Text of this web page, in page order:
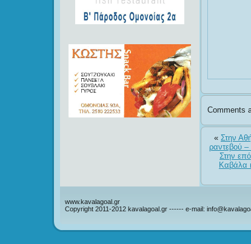
Comments
« Στην
ραντεβού
Στην
Καβάλα
www.kavalagoal.gr
Copyright 2011-2012 kavalagoal.gr ------ e-mail: